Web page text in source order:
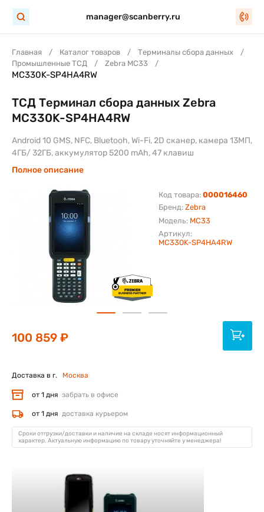
manager@scanberry.ru
Главная Каталог товаров
Терминалы сбора данных
Промышленные ТСД
Zebra MC33
MC330K-SP4HA4RW
Бренд: Zebra
Модель: MC33
Код товара: 000016460
Артикул:
MC330K-SP4HA4RW
ТСД Терминал сбора данных Zebra
MC330K-SP4HA4RW
Android 10 GMS, NFC, Bluetooh, Wi-Fi, 2D сканер, камера 13МП,
4ГБ/ 32ГБ, аккумулятор 5200 mAh, 47 клавиш
Полное описание
100 859 ₽
Доставка в г. Москва
от 1 дня забрать в офисе
от 1 дня доставка курьером
Сроки отгрузки/доставки и наличие на складе носят информационный
характер. Актуальную информацию по товару уточняйте у менеджера!